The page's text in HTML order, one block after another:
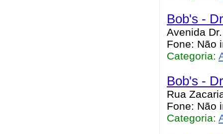
Bob's -
Avenida
Fone: Não
Categoria:
Bob's -
Rua
Fone: Não
Categoria: